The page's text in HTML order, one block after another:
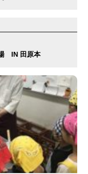
IN 田原本